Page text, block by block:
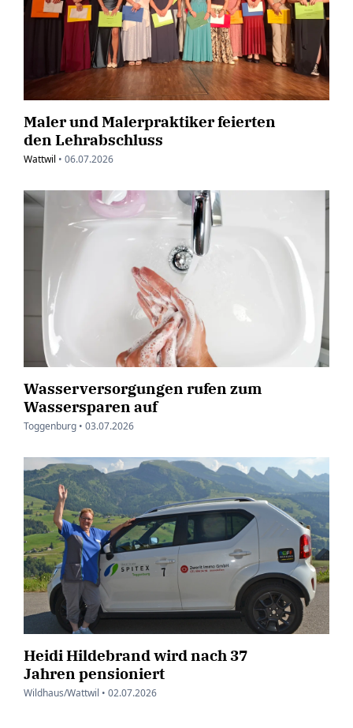
Maler und Malerpraktiker feierten
den Lehrabschluss
Wattwil • 06.07.2026
Wasserversorgungen rufen zum
Wassersparen auf
Toggenburg • 03.07.2026
Heidi Hildebrand wird nach 37
Jahren pensioniert
Wildhaus/Wattwil • 02.07.2026